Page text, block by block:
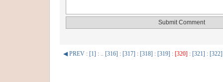
◀ PREV : [1] : .. [316] : [317] : [318] : [319] : [320] : [321] : [322]